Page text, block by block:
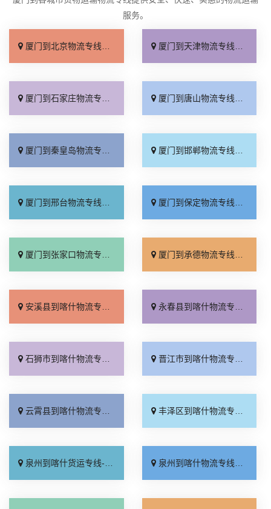
服务。
厦门到北京物流专线_上门取件「不随意加价」 厦门到天津物流专线_专线快运「直通专线」
厦门到石家庄物流专线_多久能到「诚信为先」 厦门到唐山物流专线_上门提货「准时准点」
厦门到秦皇岛物流专线_高速快运「整车配货」 厦门到邯郸物流专线_全境到达「无需中转」
厦门到邢台物流专线_需要几天「要多少钱」 厦门到保定物流专线_多少一吨「定点发车」
厦门到张家口物流专线_专线快运「运价查询」 厦门到承德物流专线_专线快运「零担配货」
安溪县到喀什物流专线_按时送达「放心物流」 永春县到喀什物流专线_专线快运「全境派送」
石狮市到喀什物流专线_几天到达「收费介绍」 晋江市到喀什物流专线_直通专线「诚信经营」
云霄县到喀什物流专线_高速快运「快运有保障」 丰泽区到喀什物流专线_直发全境「上门提货」
泉州到喀什货运专线-泉州到喀什物流公司_价格实惠「直通专线」 泉州到喀什物流专线_合同承运「整车配货」